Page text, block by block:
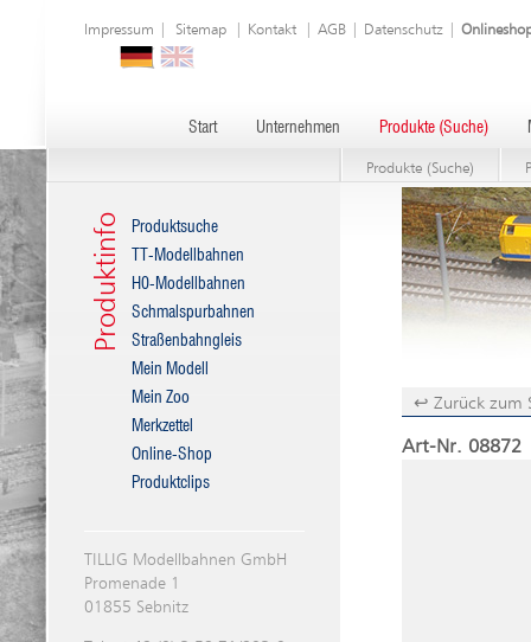
Impressum Sitemap Kontakt AGB Datenschutz
Start Unternehmen Produkte (Suche)
Produkte (Suche)
Produktinfo
Produktsuche
TT-Modellbahnen
H0-Modellbahnen
Schmalspurbahnen
Straßenbahngleis
Mein Modell
Mein Zoo
Merkzettel
Online-Shop
Produktclips
TILLIG Modellbahnen GmbH
Promenade 1
01855 Sebnitz
↩ Zurück zum
Art-Nr. 08872